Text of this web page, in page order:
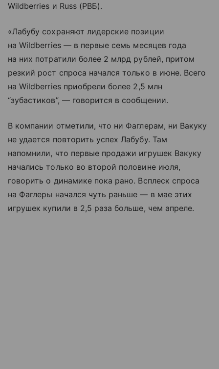
Wildberries и Russ (РВБ).
«Лабубу сохраняют лидерские позиции
на Wildberries — в первые семь месяцев года
на них потратили более 2 млрд рублей, притом
резкий рост спроса начался только в июне. Всего
на Wildberries приобрели более 2,5 млн
“зубастиков”, — говорится в сообщении.
В компании отметили, что ни Фаглерам, ни Вакуку
не удается повторить успех Лабубу. Там
напомнили, что первые продажи игрушек Вакуку
начались только во второй половине июля,
говорить о динамике пока рано. Всплеск спроса
на Фаглеры начался чуть раньше — в мае этих
игрушек купили в 2,5 раза больше, чем апреле.